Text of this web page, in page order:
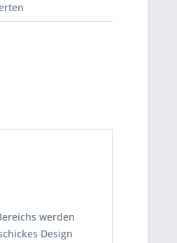
werden
Design